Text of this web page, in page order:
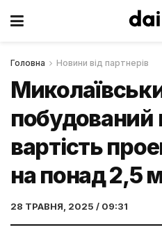
Головна Новини від партнерів
побудований
вартість
на понад 2,5
28 ТРАВНЯ, 2025 / 09:31